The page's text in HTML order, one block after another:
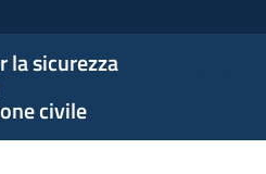
la sicurezza
civile